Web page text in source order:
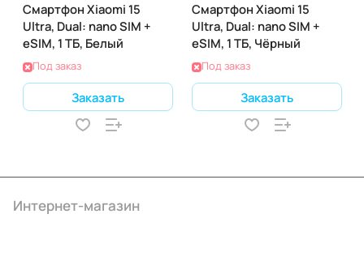
Смартфон Xiaomi 15
Ultra, Dual: nano SIM +
eSIM, 1 ТБ, Белый
Под заказ
Заказать
Смартфон Xiaomi 15
Ultra, Dual: nano SIM +
eSIM, 1 ТБ, Чёрный
Под заказ
Заказать
Интернет-магазин